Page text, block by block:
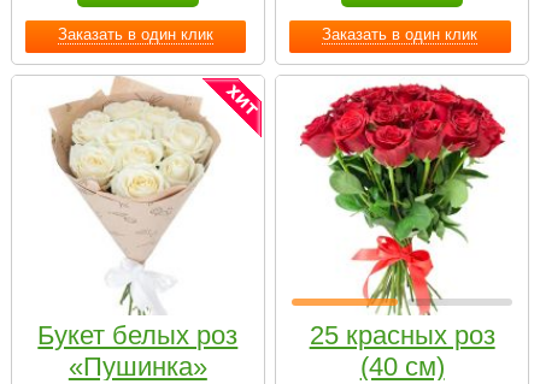
Заказать в один клик Заказать в один клик
Букет белых роз
«Пушинка»
25 красных роз
(40 см)